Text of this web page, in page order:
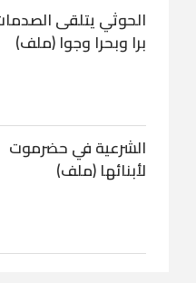
الحوثي يتلقى
برا وبحرا وجوا (ملف)
الشرعية في حضرموت
لأبنائها (ملف)